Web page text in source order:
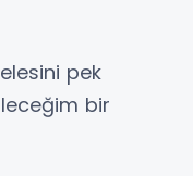
pek
bir